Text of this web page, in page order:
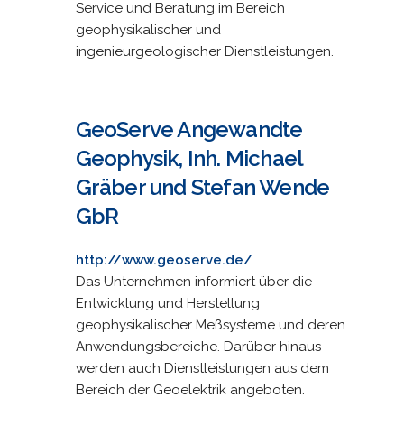
Service und Beratung im Bereich
geophysikalischer und
ingenieurgeologischer Dienstleistungen.
GeoServe Angewandte
Geophysik, Inh. Michael
Gräber und Stefan Wende
GbR
http://www.geoserve.de/
Das Unternehmen informiert über die
Entwicklung und Herstellung
geophysikalischer Meßsysteme und deren
Anwendungsbereiche. Darüber hinaus
werden auch Dienstleistungen aus dem
Bereich der Geoelektrik angeboten.